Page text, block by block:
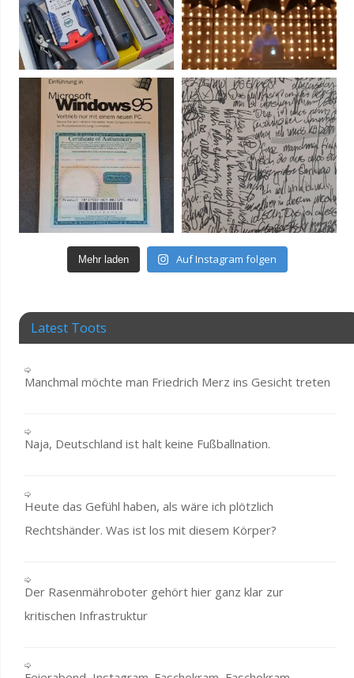
Mehr laden Auf Instagram folgen
Latest Toots
Manchmal möchte man Friedrich Merz ins Gesicht treten
Naja, Deutschland ist halt keine Fußballnation.
Heute das Gefühl haben, als wäre ich plötzlich
Rechtshänder. Was ist los mit diesem Körper?
Der Rasenmähroboter gehört hier ganz klar zur
kritischen Infrastruktur